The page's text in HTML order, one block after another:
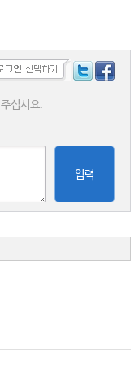
십시요.
입력